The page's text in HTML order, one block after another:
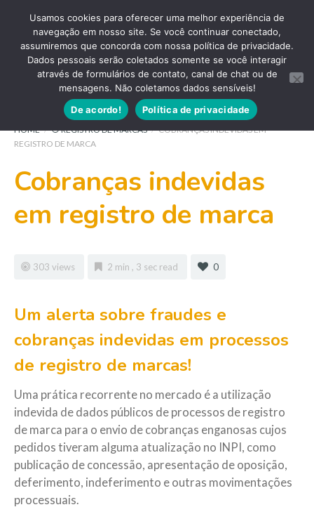
HOME / ⦿ REGISTRO DE MARCAS / COBRANÇAS INDEVIDAS EM
REGISTRO DE MARCA
Cobranças indevidas
em registro de marca
303 views 2 min , 3 sec read 0
Um alerta sobre fraudes e
cobranças indevidas em processos
de registro de marcas!
Uma prática recorrente no mercado é a utilização
indevida de dados públicos de processos de registro
de marca para o envio de cobranças enganosas cujos
pedidos tiveram alguma atualização no INPI, como
publicação de concessão, apresentação de oposição,
deferimento, indeferimento e outras movimentações
processuais.
Usamos cookies para oferecer uma melhor experiência de
navegação em nosso site. Se você continuar conectado,
assumiremos que concorda com nossa política de privacidade.
Dados pessoais serão coletados somente se você interagir
através de formulários de contato, canal de chat ou de
mensagens. Não coletamos dados sensíveis!
De acordo!
Política de privacidade